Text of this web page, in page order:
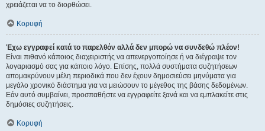
χρειάζεται να το διορθώσει.
Κορυφή
Έχω εγγραφεί κατά το παρελθόν αλλά δεν μπορώ να συνδεθώ πλέον!
Είναι πιθανό κάποιος διαχειριστής να απενεργοποίησε ή να διέγραψε τον
λογαριασμό σας για κάποιο λόγο. Επίσης, πολλά συστήματα συζητήσεων
απομακρύνουν μέλη περιοδικά που δεν έχουν δημοσιεύσει μηνύματα για
μεγάλο χρονικό διάστημα για να μειώσουν το μέγεθος της βάσης δεδομένων.
Εάν αυτό συμβαίνει, προσπαθήστε να εγγραφείτε ξανά και να εμπλακείτε στις
δημόσιες συζητήσεις.
Κορυφή